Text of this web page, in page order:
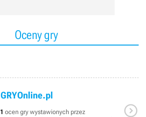
Oceny gry
GRYOnline.pl
1 ocen gry wystawionych przez
